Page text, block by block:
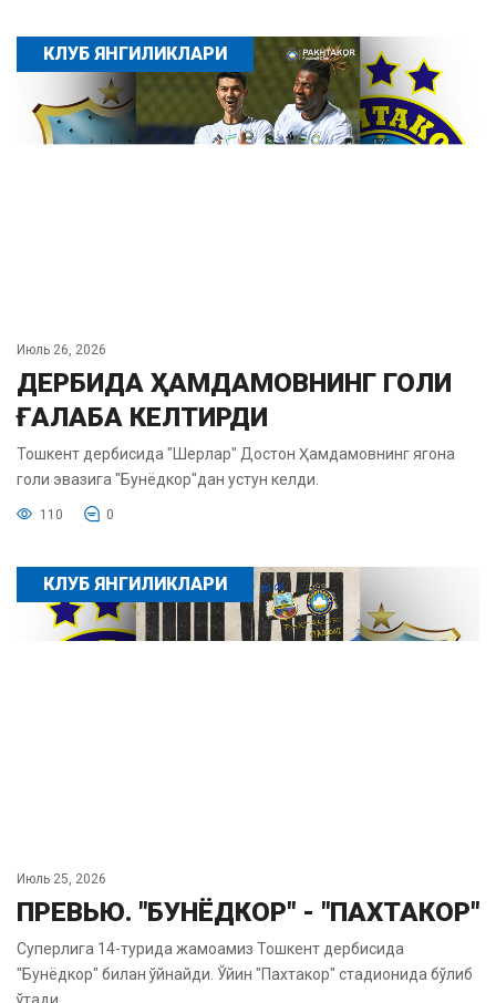
КЛУБ ЯНГИЛИКЛАРИ
Июль 26, 2026
ДЕРБИДА ҲАМДАМОВНИНГ ГОЛИ
ҒАЛАБА КЕЛТИРДИ
Тошкент дербисида "Шерлар" Достон Ҳамдамовнинг ягона
голи эвазига "Бунёдкор"дан устун келди.
110 0
КЛУБ ЯНГИЛИКЛАРИ
Июль 25, 2026
ПРЕВЬЮ. "БУНЁДКОР" - "ПАХТАКОР"
Суперлига 14-турида жамоамиз Тошкент дербисида
"Бунёдкор" билан ўйнайди. Ўйин "Пахтакор" стадионида бўлиб
ўтади.